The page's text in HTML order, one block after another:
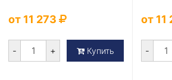
от 11 273
- + Купить
от 11
-